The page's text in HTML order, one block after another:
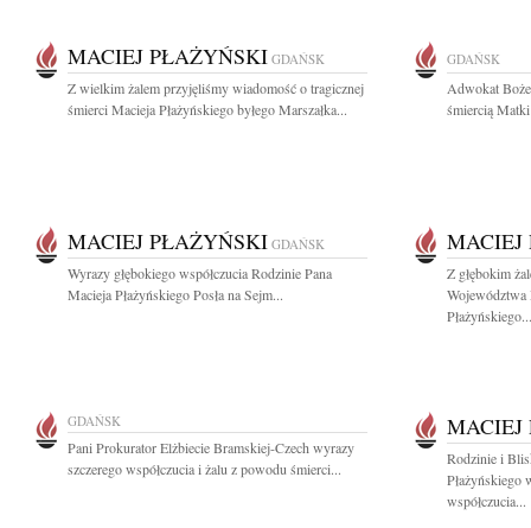
MACIEJ PŁAŻYŃSKI GDAŃSK
Z wielkim żalem przyjęliśmy wiadomość o tragicznej
śmierci Macieja Płażyńskiego byłego Marszałka...
GDAŃSK
Adwokat
śmiercią Matki
MACIEJ PŁAŻYŃSKI GDAŃSK
Wyrazy głębokiego współczucia Rodzinie Pana
Macieja Płażyńskiego Posła na Sejm...
Z głębokim
Województwa
Płażyńskiego...
GDAŃSK
Pani Prokurator Elżbiecie Bramskiej-Czech wyrazy
szczerego współczucia i żalu z powodu śmierci...
Rodzinie i
Płażyńskiego
współczucia...